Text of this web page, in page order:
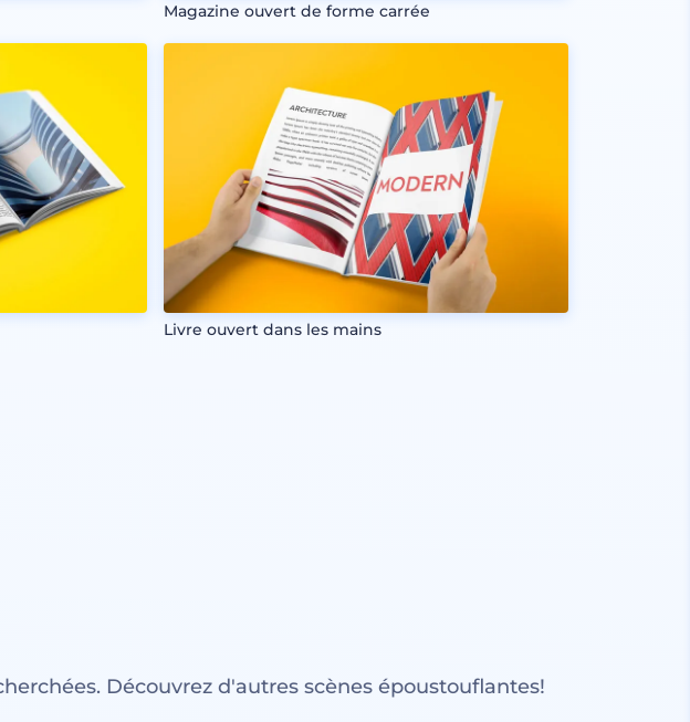
Magazine ouvert de forme carrée
Livre ouvert dans les mains
Découvrez d'autres scènes époustouflantes!